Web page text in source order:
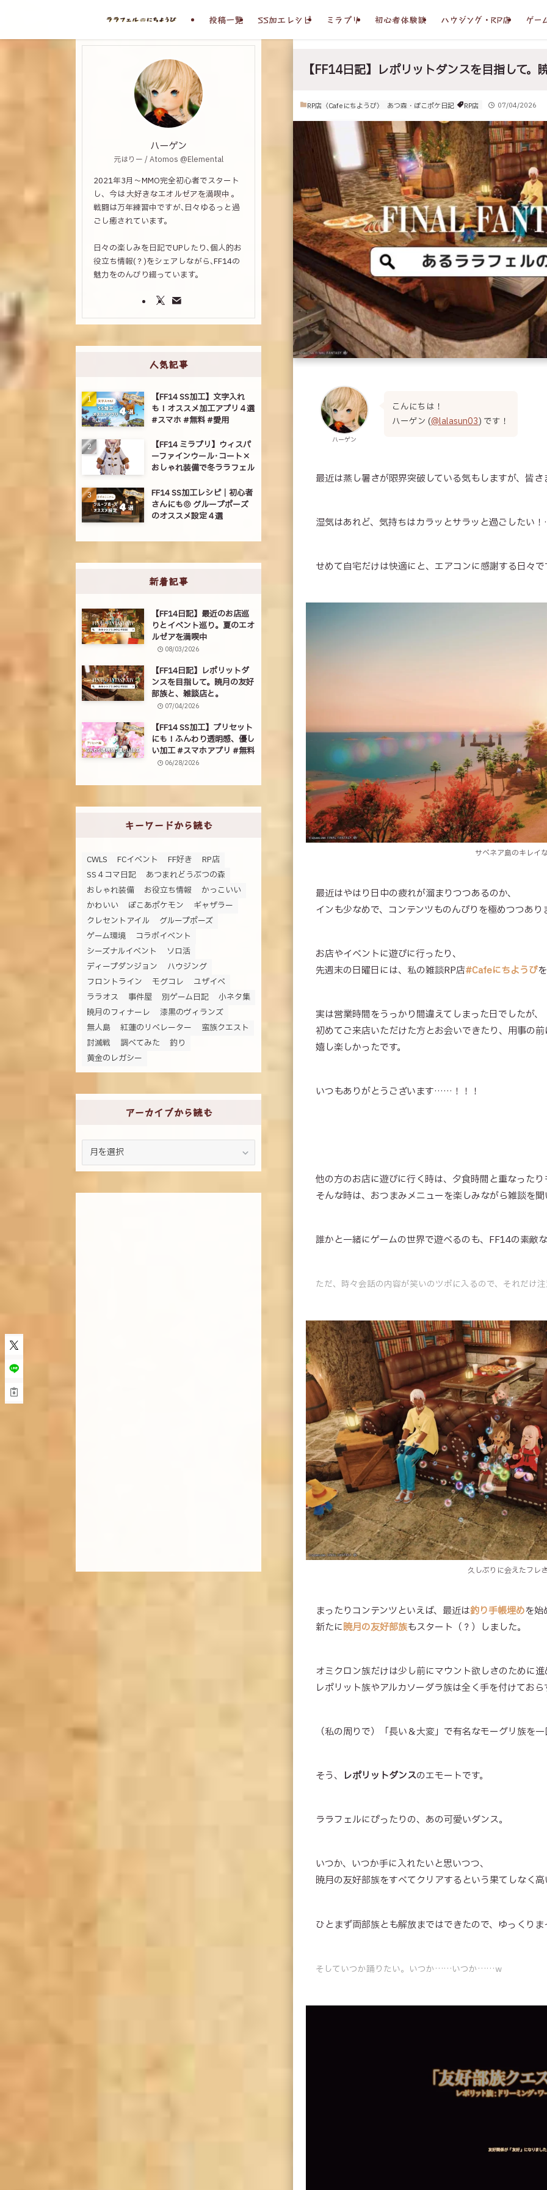
投稿一覧 SS加工レシピ ミラプリ 初心者体験談 ハウジング・RP店 ゲー
【FF14日記】レポリットダンスを目指して
RP店〈Cafeにちようび〉 あつ森・ぽこポケ日記 RP店 07/04/2026
ハーゲン
こんにちは！
ハーゲン (@lalasun03) です！
最近は蒸し暑さが限界突破している気もしますが、皆
湿気はあれど、気持ちはカラッとサラッと過ごした
せめて自宅だけは快適にと、エアコンに感謝する日々で
サベネア島のキレイ
最近はやはり日中の疲れが溜まりつつあるのか、
インも少なめで、コンテンツものんびりを極めつつあり
お店やイベントに遊びに行ったり、
先週末の日曜日には、私の雑談RP店#Cafeにちようび
実は営業時間をうっかり間違えてしまった日でしたが、
初めてご来店いただけた方とお会いできたり、用事の
嬉し楽しかったです。
いつもありがとうございます……！！！
他の方のお店に遊びに行く時は、夕食時間と重なった
そんな時は、おつまみメニューを楽しみながら雑談を
誰かと一緒にゲームの世界で遊べるのも、FF14の素敵
ただ、時々会話の内容が笑いのツボに入るので、それだけ
久しぶりに会えたフレ
まったりコンテンツといえば、最近は釣り手帳埋めを始
新たに暁月の友好部族もスタート（？）しました。
オミクロン族だけは少し前にマウント欲しさのために
レポリット族やアルカソーダラ族は全く手を付けてお
（私の周りで）「長い＆大変」で有名なモーグリ族
そう、 レポリットダンスのエモートです。
ララフェルにぴったりの、あの可愛いダンス。
いつか、いつか手に入れたいと思いつつ、
暁月の友好部族をすべてクリアするという果てしなく
ひとまず両部族とも解放まではできたので、ゆっくり
そしていつか踊りたい。いつか……いつか……ｗ
ハーゲン
元はりー / Atomos @Elemental
2021年3月～MMO完全初心者でスタート
し、今は大好きなエオルゼアを満喫中 。
戦闘は万年練習中ですが､日々ゆるっと過
ごし癒されています。
日々の楽しみを日記でUPしたり､個人的お
役立ち情報(？)をシェアしながら､FF14の
魅力をのんびり綴っています。
人気記事
【FF14 SS加工】文字入れ
も！オススメ加工アプリ４選
#スマホ #無料 #愛用
【FF14 ミラプリ】ウィスパ
ーファインウール･コート×
おしゃれ装備で冬ララフェル
FF14 SS加工レシピ｜初心者
さんにも◎ グループポーズ
のオススメ設定４選
新着記事
【FF14日記】最近のお店巡
りとイベント巡り。夏のエオ
ルゼアを満喫中
08/03/2026
【FF14日記】レポリットダ
ンスを目指して。暁月の友好
部族と、雑談店と。
07/04/2026
【FF14 SS加工】プリセット
にも！ふんわり透明感、優し
い加工 #スマホアプリ #無料
06/28/2026
キーワードから読む
CWLS FCイベント FF好き
RP店
SS４コマ日記
あつまれどうぶつの森
おしゃれ装備
お役立ち情報
かっこいい
かわいい
ぽこあポケモン
ギャザラー
クレセントアイル
グループポーズ
ゲーム環境
コラボイベント
シーズナルイベント
ソロ活
ディープダンジョン
ハウジング
フロントライン
モグコレ
ユザイベ
ララオス
事件屋 別ゲーム日記
小ネタ集
暁月のフィナーレ
漆黒のヴィランズ
無人島
紅蓮のリベレーター
蛮族クエスト
討滅戦
調べてみた
釣り
黄金のレガシー
アーカイブから読む
カ